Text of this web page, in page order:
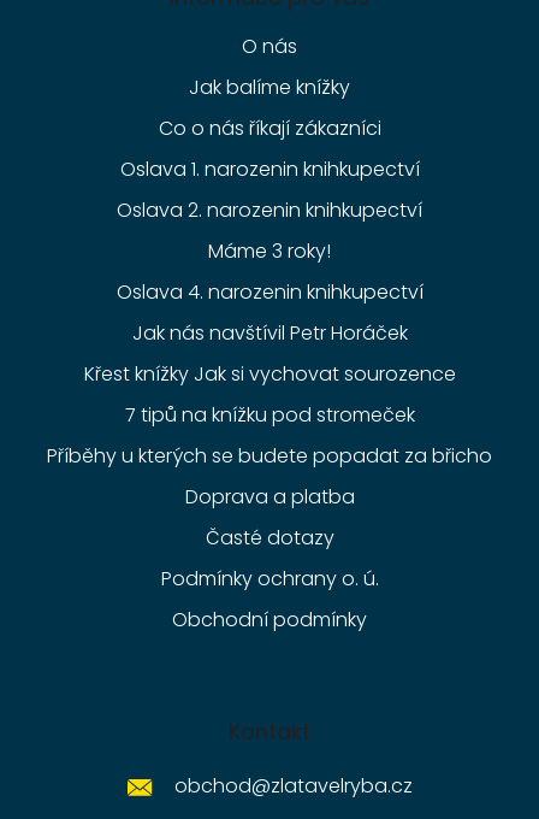
O nás
Jak balíme knížky
Co o nás říkají zákazníci
Oslava 1. narozenin knihkupectví
Oslava 2. narozenin knihkupectví
Máme 3 roky!
Oslava 4. narozenin knihkupectví
Jak nás navštívil Petr Horáček
Křest knížky Jak si vychovat sourozence
7 tipů na knížku pod stromeček
Příběhy u kterých se budete popadat za břicho
Doprava a platba
Časté dotazy
Podmínky ochrany o. ú.
Obchodní podmínky
Kontakt
obchod@zlatavelryba.cz